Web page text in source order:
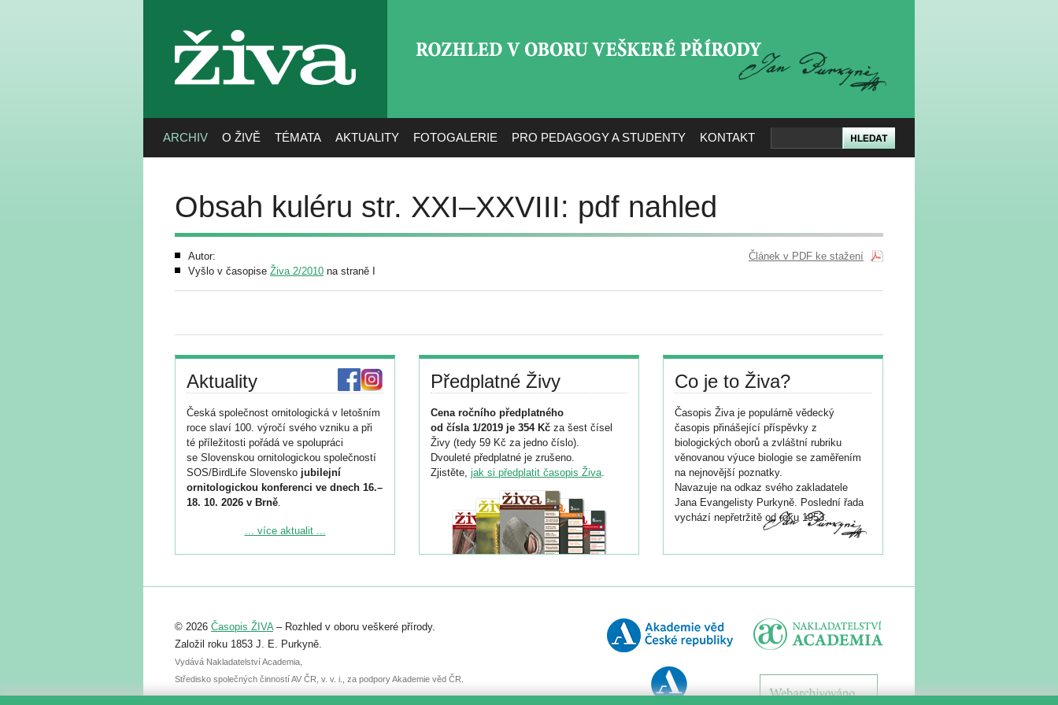
živa
ARCHIV O ŽIVĚ TÉMATA AKTUALITY FOTOGALERIE PRO PEDAGOGY A STUDENTY KONTAKT
Obsah kuléru str. XXI–XXVIII: pdf nahled
Autor:
Vyšlo v časopise Živa 2/2010 na straně I
Článek v PDF ke stažení
Aktuality
Česká společnost ornitologická v letošním
roce slaví 100. výročí svého vzniku a při
té příležitosti pořádá ve spolupráci
se Slovenskou ornitologickou společností
SOS/BirdLife Slovensko jubilejní
ornitologickou konferenci ve dnech 16.–
18. 10. 2026 v Brně.
Podrobnější informace ke konferenci
Registrovat se můžete do 6. září.
abstraktu přihlášené přednášky nebo
posteru je už 30. června.
... více aktualit ...
Předplatné Živy
Cena ročního předplatného
od čísla 1/2019 je 354 Kč za šest čísel
Živy (tedy 59 Kč za jedno číslo).
Dvouleté předplatné je zrušeno.
Zjistěte, jak si předplatit časopis Živa.
Co je to Živa?
Časopis Živa je populárně vědecký
časopis přinášející příspěvky z
biologických oborů a zvláštní rubriku
věnovanou výuce biologie se zaměřením
na nejnovější poznatky.
Navazuje na odkaz svého zakladatele
Jana Evangelisty Purkyně. Poslední řada
vychází nepřetržitě od roku 1953.
© 2026 Časopis ŽIVA– Rozhled v oboru veškeré přírody.
Založil roku 1853 J. E. Purkyně.
Vydává Nakladatelství Academia,
Středisko společných činností AV ČR, v. v. i., za podpory Akademie věd ČR.